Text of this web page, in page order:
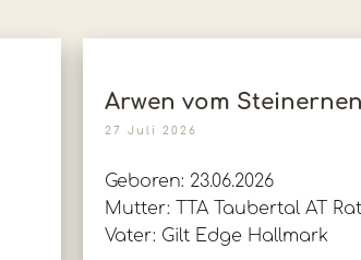
Arwen vom
27 Juli 2026
Geboren: 23.06.2026
Mutter: TTA Taubertal AT
Vater: Gilt Edge Hallmark